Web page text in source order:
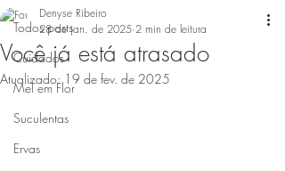
Todos posts
Cuidados
Mel em Flor
Suculentas
Ervas
Você já está atrasado
Denyse Ribeiro
28 de jan. de 2025 2 min de leitura
Atualizado:19 de fev. de 2025